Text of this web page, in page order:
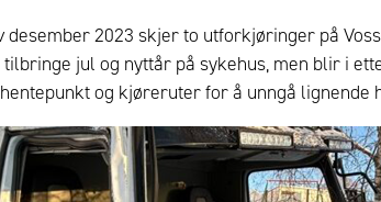
desember 2023 skjer to utforkjøringer på
jul og nyttår på sykehus, men blir i
og kjøreruter for å unngå lignende